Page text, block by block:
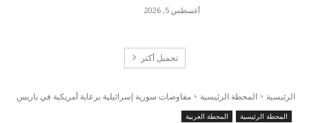
أغسطس 5, 2026
تحميل أكثر
الرئيسية المحطة الرئيسية مفاوضات سورية إسرائيلية برعاية أمريكية في باريس
المحطة الرئيسية المحطة العربية